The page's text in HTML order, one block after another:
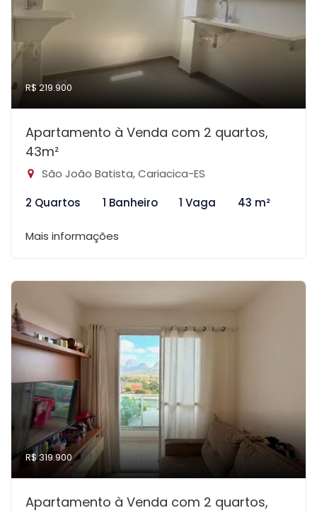
R$ 219.900
Apartamento à Venda com 2 quartos,
43m²
São João Batista, Cariacica-ES
2 Quartos
1 Banheiro 1 Vaga 43 m²
Mais informações
R$ 319.900
Apartamento à Venda com 2 quartos,